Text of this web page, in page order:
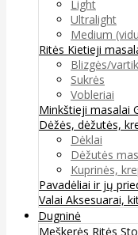
Light
Ultralight
Medium
Ritės Kietieji
Blizgės/
Sukrės
Vobleriai
Minkštieji masalai
Dėžės, dėžutės,
Dėklai
Dėžutės
Kuprinės,
Pavadėliai ir jų
Valai Aksesuarai,
Dugninė
Meškerės Ritės